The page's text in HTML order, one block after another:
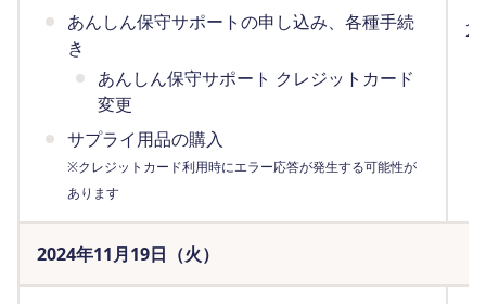
あんしん保守サポートの申し込み、各種手続
き
あんしん保守サポート クレジットカード
変更
サプライ用品の購入
※クレジットカード利用時にエラー応答が発生する可能性が
あります
2024年11月19日（火）